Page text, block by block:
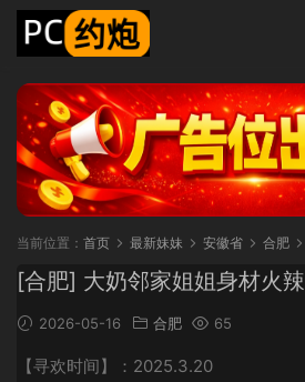
当前位置： 首页 最新妹妹 安徽省 合肥
[合肥] 大奶邻家姐姐身材火辣
2026-05-16 合肥 65
【寻欢时间】：2025.3.20